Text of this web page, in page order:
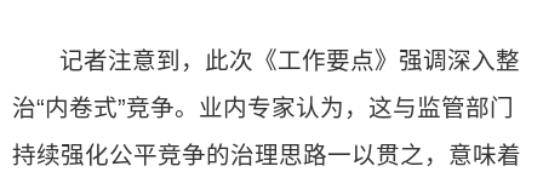
记者注意到，此次《工作要点》强调深入整
治“内卷式”竞争。业内专家认为，这与监管部门
持续强化公平竞争的治理思路一以贯之，意味着